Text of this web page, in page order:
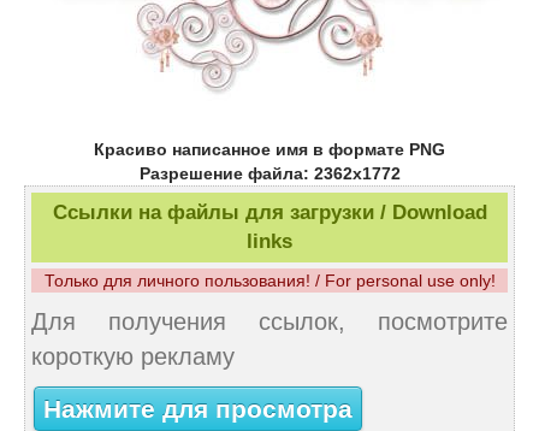
Красиво написанное имя в формате PNG
Разрешение файла: 2362x1772
Ссылки на файлы для загрузки / Download
links
Только для личного пользования! / For personal use only!
Для получения ссылок, посмотрите
короткую рекламу
Нажмите для просмотра